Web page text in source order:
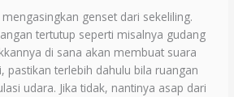
genset dari sekeliling.
tertutup seperti misalnya gudang
di sana akan membuat suara
pastikan terlebih dahulu bila ruangan
udara. Jika tidak, nantinya asap dari